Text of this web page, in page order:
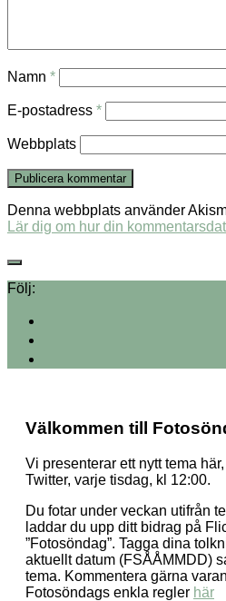
Namn *
E-postadress *
Webbplats
Denna webbplats använder
Lär dig om hur din
Följ:
Välkommen till
Vi presenterar ett nytt tema
Twitter, varje tisdag, kl 12:00.
Du fotar under veckan utifrån
laddar du upp ditt bidrag på
”Fotosöndag”. Tagga dina
aktuellt datum (FSÅÅMMDD)
tema. Kommentera gärna
Fotosöndags enkla regler här